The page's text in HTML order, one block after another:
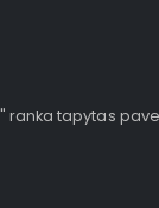
ranka tapytas